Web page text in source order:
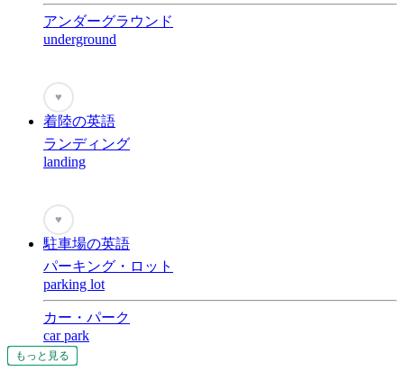
もっと見る
もっと見る
もっと見る
もっと見る
もっと見る
もっと見る
もっと見る
もっと見る
もっと見る
もっと見る
もっと見る
アンダーグラウンド
underground
もっと見る
♥
着陸の英語
ランディング
landing
♥
駐車場の英語
パーキング・ロット
parking lot
カー・パーク
car park
もっと見る
もっと見る
もっと見る
もっと見る
もっと見る
もっと見る